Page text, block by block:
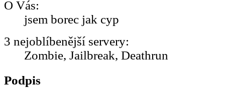
O Vás:
jsem borec jak cyp
3 nejoblíbenější servery:
Zombie, Jailbreak, Deathrun
Podpis